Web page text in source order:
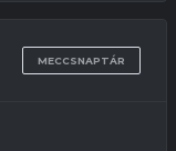
MECCSNAPTÁR